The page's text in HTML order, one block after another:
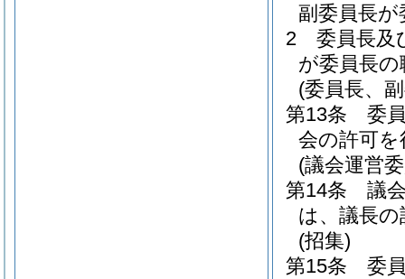
副委員長
2
委員長及
が委員長
(委員長、
第13条
委
会の許可
(議会運営
第14条
議
は、議長
(招集)
第15条
委